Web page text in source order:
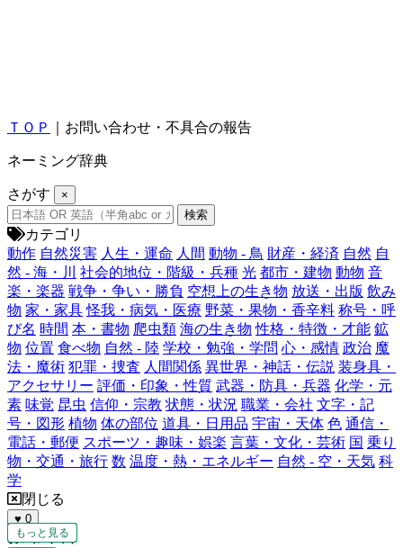
もっと見る
もっと見る
もっと見る
もっと見る
もっと見る
もっと見る
もっと見る
もっと見る
もっと見る
もっと見る
もっと見る
もっと見る
ＴＯＰ ｜お問い合わせ・不具合の報告
ネーミング辞典
さがす ×
カテゴリ
動作 自然災害 人生・運命 人間 動物 - 鳥 財産・経済 自然 自
然 - 海・川
社会的地位・階級・兵種 光 都市・建物 動物 音
楽・楽器 戦争・争い・勝負 空想上の生き物 放送・出版 飲み
物 家・家具 怪我・病気・医療 野菜・果物・香辛料 称号・呼
び名 時間 本・書物 爬虫類 海の生き物 性格・特徴・才能 鉱
物 位置 食べ物 自然 - 陸 学校・勉強・学問 心・感情 政治 魔
法・魔術 犯罪・捜査 人間関係 異世界・神話・伝説 装身具・
アクセサリー 評価・印象・性質 武器・防具・兵器 化学・元
素 味覚 昆虫 信仰・宗教 状態・状況 職業・会社 文字・記
号・図形 植物 体の部位 道具・日用品 宇宙・天体 色 通信・
電話・郵便 スポーツ・趣味・娯楽 言葉・文化・芸術 国 乗り
物・交通・旅行 数 温度・熱・エネルギー 自然 - 空・天気 科
学
閉じる
♥ 0
お気に入り